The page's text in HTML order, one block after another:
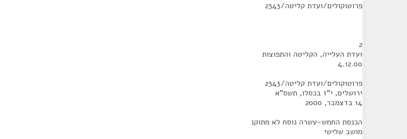
פרוטוקולים/ועדת קליטה/2343
2
ועדת העלייה, הקליטה והתפוצות
4.12.00
פרוטוקולים/ועדת קליטה/2343
ירושלים, י"ז בכסלו, תשס"א
14 בדצמבר, 2000
הכנסת החמש-עשרה נוסח לא מתוקן
מושב שלישי